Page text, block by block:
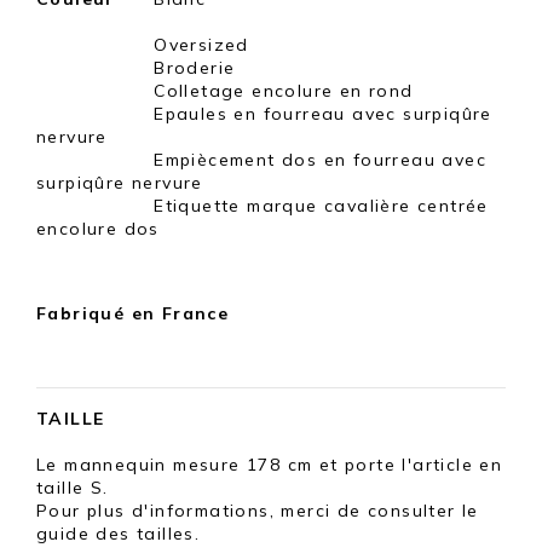
Oversized
Broderie
Colletage encolure en rond
Epaules en fourreau avec surpiqûre
nervure
Empiècement dos en fourreau avec
surpiqûre nervure
Etiquette marque cavalière centrée
encolure dos
Fabriqué en France
TAILLE
Le mannequin mesure 178 cm et porte l'article en
taille S.
Pour plus d'informations, merci de consulter le
guide des tailles.